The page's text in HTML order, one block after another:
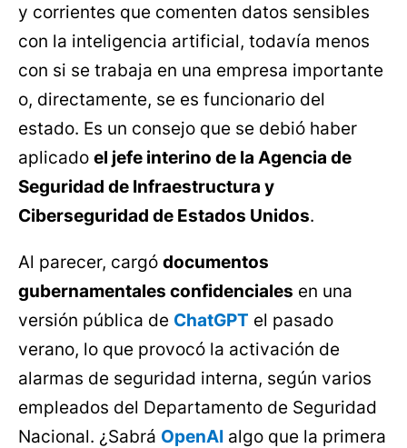
y corrientes que comenten datos sensibles
con la inteligencia artificial, todavía menos
con si se trabaja en una empresa importante
o, directamente, se es funcionario del
estado. Es un consejo que se debió haber
aplicado el jefe interino de la Agencia de
Seguridad de Infraestructura y
Ciberseguridad de Estados Unidos.
Al parecer, cargó documentos
gubernamentales confidenciales en una
versión pública de ChatGPT el pasado
verano, lo que provocó la activación de
alarmas de seguridad interna, según varios
empleados del Departamento de Seguridad
Nacional. ¿Sabrá OpenAI algo que la primera